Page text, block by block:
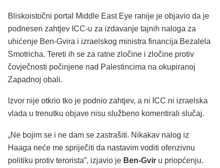
Bliskoistočni portal Middle East Eye ranije je objavio da je
podnesen zahtjev ICC-u za izdavanje tajnih naloga za
uhićenje Ben-Gvira i izraelskog ministra financija Bezalela
Smotricha. Tereti ih se za ratne zločine i zločine protiv
čovječnosti počinjene nad Palestincima na okupiranoj
Zapadnoj obali.
Izvor nije otkrio tko je podnio zahtjev, a ni ICC ni izraelska
vlada u trenutku objave nisu službeno komentirali slučaj.
„Ne bojim se i ne dam se zastrašiti. Nikakav nalog iz
Haaga neće me spriječiti da nastavim voditi ofenzivnu
politiku protiv terorista”, izjavio je Ben-Gvir u priopćenju.